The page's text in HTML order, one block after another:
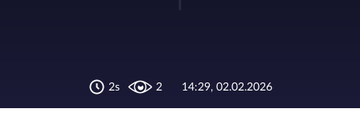
2s 2 14:29, 02.02.2026